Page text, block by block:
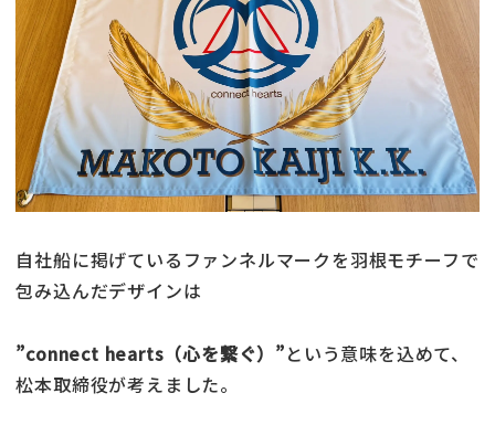
自社船に掲げているファンネルマークを羽根モチーフで
包み込んだデザインは
”connect hearts（心を繋ぐ）”という意味を込めて、
松本取締役が考えました。